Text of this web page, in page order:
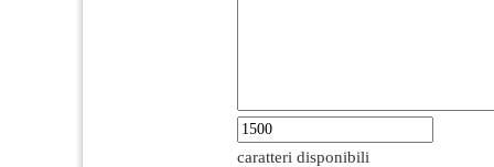
caratteri disponibili